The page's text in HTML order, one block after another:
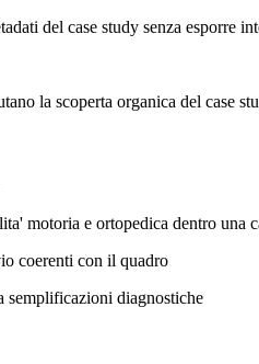
del case study senza esporre
la scoperta organica del case
motoria e ortopedica dentro una
coerenti con il quadro
semplificazioni diagnostiche